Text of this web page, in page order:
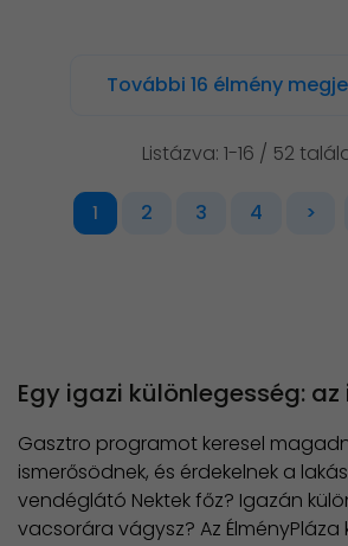
További 16 élmény
Listázva: 1-16 / 52
1 2 3 4 >
Egy igazi különlegesség:
Gasztro programot keresel
ismerősödnek, és érdekelnek a
vendéglátó Nektek főz? Igazán
vacsorára vágysz? Az